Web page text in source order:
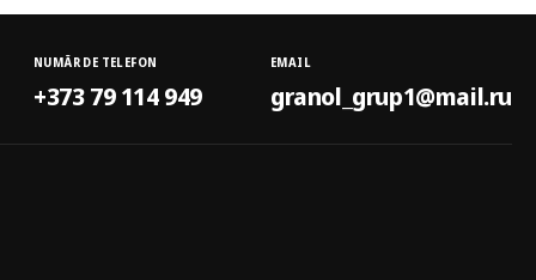
NUMĂR DE TELEFON
+373 79 114 949
EMAIL
granol_grup1@mail.ru